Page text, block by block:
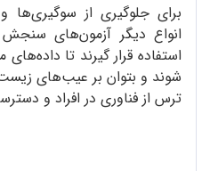
برای جلوگیری از
انواع دیگر آزمون‌های
استفاده قرار گیرند تا
شوند و بتوان بر عیب‌های
ترس از فناوری در افراد و